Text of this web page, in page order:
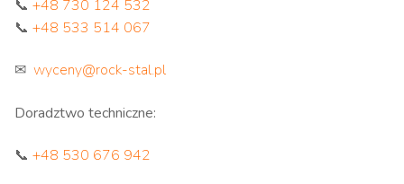
📞 +48 730 124 532
📞 +48 533 514 067
✉ wyceny@rock-stal.pl
Doradztwo techniczne:
📞 +48 530 676 942